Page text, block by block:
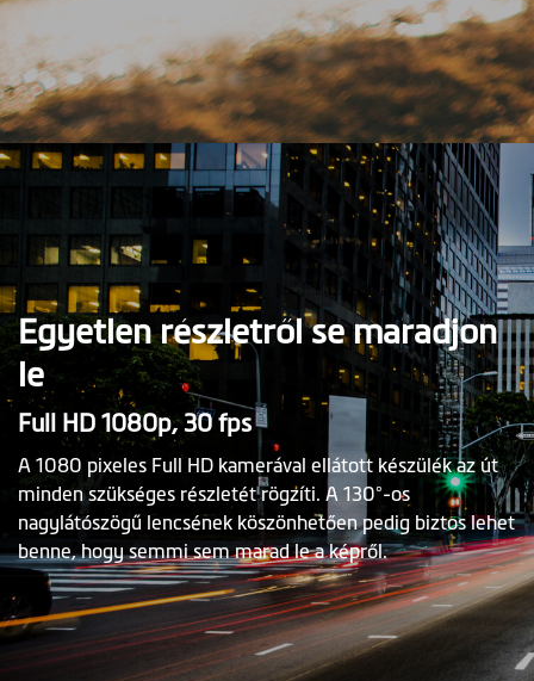
Egyetlen részletről se maradjon
le
Full HD 1080p, 30 fps
A 1080 pixeles Full HD kamerával ellátott készülék az út
minden szükséges részletét rögzíti. A 130°-os
nagylátószögű lencsének köszönhetően pedig biztos lehet
benne, hogy semmi sem marad le a képről.